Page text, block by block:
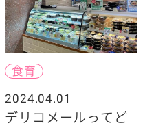
食育
2024.04.01
デリコメールってど